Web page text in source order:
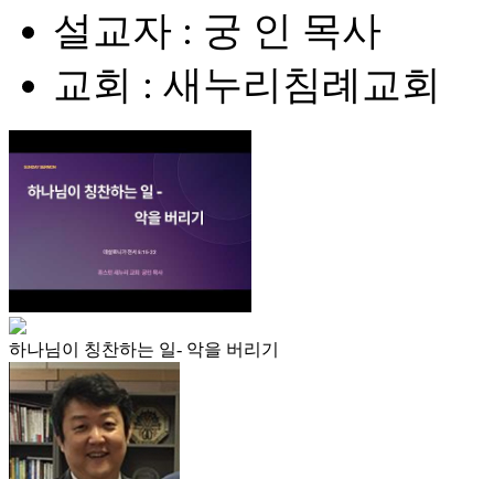
설교자 : 궁 인 목사
교회 : 새누리침례교회
하나님이 칭찬하는 일- 악을 버리기